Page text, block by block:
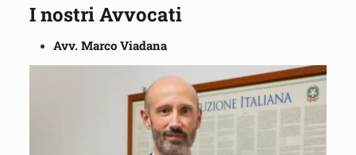
I nostri Avvocati
Avv. Marco Viadana